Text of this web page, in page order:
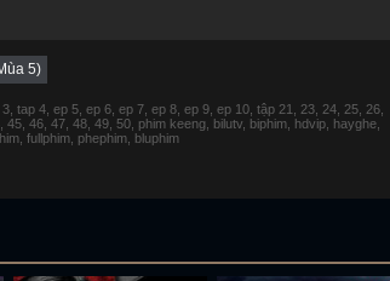
5)
tap 4, ep 5, ep 6, ep 7, ep 8, ep 9, ep 10, tập 21, 23, 24, 25, 26,
46, 47, 48, 49, 50, phim keeng, bilutv, biphim, hdvip, hayghe,
fullphim, phephim, bluphim